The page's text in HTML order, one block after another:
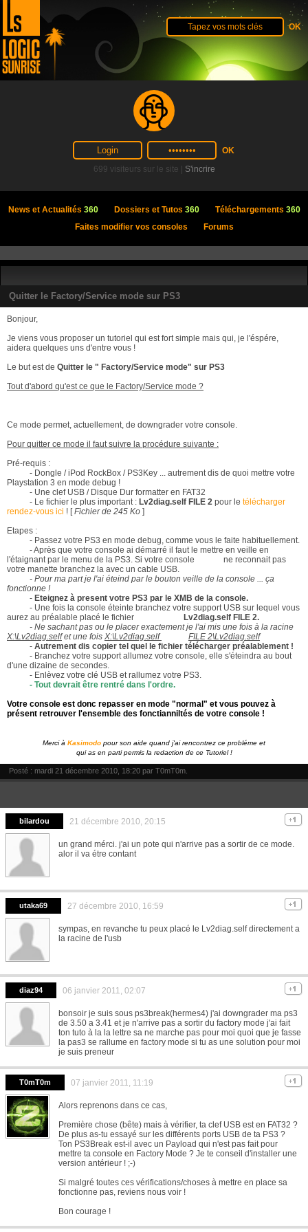
699 visiteurs sur le site | S'incrire
News et Actualités 360 Dossiers et Tutos 360 Téléchargements 360
Faites modifier vos consoles
Forums
Quitter le Factory/Service mode sur PS3
Bonjour,
Je viens vous proposer un tutoriel qui est fort simple mais qui, je l'éspére,
aidera quelques uns d'entre vous !
Le but est de Quitter le " Factory/Service mode" sur PS3
Tout d'abord qu'est ce que le Factory/Service mode ?
Ce mode permet, actuellement, de downgrader votre console.
Pour quitter ce mode il faut suivre la procédure suivante :
Pré-requis :
- Dongle / iPod RockBox / PS3Key ... autrement dis de quoi mettre votre
Playstation 3 en mode debug !
- Une clef USB / Disque Dur formatter en FAT32
- Le fichier le plus important : Lv2diag.self FILE 2 pour le télécharger
rendez-vous ici ! [Fichier de 245 Ko ]
Etapes :
- Passez votre PS3 en mode debug, comme vous le faite habituellement.
- Après que votre console ai démarré il faut le mettre en veille en
l'étaignant par le menu de la PS3. Si votre console ne reconnait pas
votre manette branchez la avec un cable USB.
- Pour ma part je l'ai éteind par le bouton veille de la console ... ça
fonctionne !
- Eteignez à present votre PS3 par le XMB de la console.
- Une fois la console éteinte branchez votre support USB sur lequel vous
aurez au préalable placé le fichier
Lv2diag.self FILE 2.
- Ne sachant pas ou le placer exactement je l'ai mis une fois à la racine
X:\Lv2diag.selfet une fois X:\Lv2diag.self
FILE 2\Lv2diag.self
- Autrement dis copier tel quel le fichier télécharger préalablement !
- Branchez votre support allumez votre console, elle s'éteindra au bout
d'une dizaine de secondes.
- Enlèvez votre clé USB et rallumez votre PS3.
- Tout devrait être rentré dans l'ordre.
Votre console est donc repasser en mode "normal" et vous pouvez à
présent retrouver l'ensemble des fonctianniltés de votre console !
Merci à Kasimodo pour son aide quand j'ai rencontrez ce probléme et
qui as en parti permis la redaction de ce Tutoriel !
Posté : mardi 21 décembre 2010, 18:20 par T0mT0m
bilardou 21 décembre 2010, 20:15
un grand mérci. j'ai un pote qui n'arrive pas a sortir de ce mode.
alor il va étre contant
utaka69 27 décembre 2010, 16:59
sympas, en revanche tu peux placé le Lv2diag.self directement a
la racine de l'usb
diaz94 06 janvier 2011, 02:07
bonsoir je suis sous ps3break(hermes4) j'ai downgrader ma ps3
de 3.50 a 3.41 et je n'arrive pas a sortir du factory mode j'ai fait
ton tuto à la la lettre sa ne marche pas pour moi quoi que je fasse
la pas3 se rallume en factory mode si tu as une solution pour moi
je suis preneur
T0mT0m 07 janvier 2011, 11:19
Alors reprenons dans ce cas,
Première chose (bête) mais à vérifier, ta clef USB est en FAT32 ?
De plus as-tu essayé sur les différents ports USB de ta PS3 ?
Ton PS3Break est-il avec un Payload qui n'est pas fait pour
mettre ta console en Factory Mode ? Je te conseil d'installer une
version antérieur ! ;-)
Si malgré toutes ces vérifications/choses à mettre en place sa
fonctionne pas, reviens nous voir !
Bon courage !